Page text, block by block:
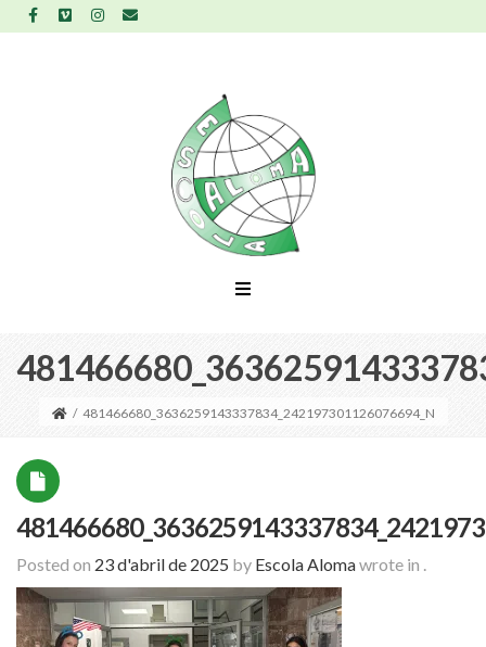
/ 481466680_3636259143337834_242197301126076694_N
Posted on 23 d'abril de 2025 by Escola Alomawrote in .